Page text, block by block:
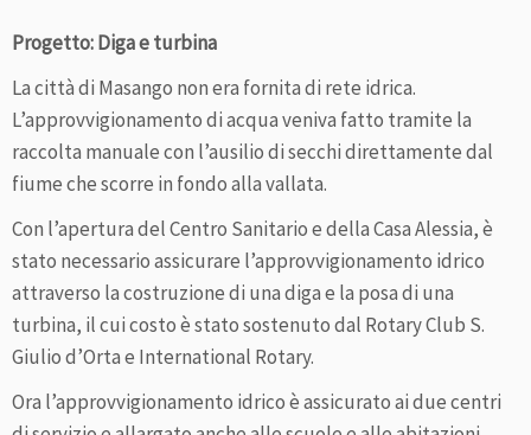
Progetto: Diga e turbina
La città di Masango non era fornita di rete idrica.
L’approvvigionamento di acqua veniva fatto tramite la
raccolta manuale con l’ausilio di secchi direttamente dal
fiume che scorre in fondo alla vallata.
Con l’apertura del Centro Sanitario e della Casa Alessia, è
stato necessario assicurare l’approvvigionamento idrico
attraverso la costruzione di una diga e la posa di una
turbina, il cui costo è stato sostenuto dal Rotary Club S.
Giulio d’Orta e International Rotary.
Ora l’approvvigionamento idrico è assicurato ai due centri